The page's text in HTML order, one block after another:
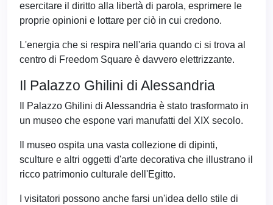
esercitare il diritto alla libertà di parola, esprimere le
proprie opinioni e lottare per ciò in cui credono.
L'energia che si respira nell'aria quando ci si trova al
centro di Freedom Square è davvero elettrizzante.
Il Palazzo Ghilini di Alessandria
Il Palazzo Ghilini di Alessandria è stato trasformato in
un museo che espone vari manufatti del XIX secolo.
Il museo ospita una vasta collezione di dipinti,
sculture e altri oggetti d'arte decorativa che illustrano il
ricco patrimonio culturale dell'Egitto.
I visitatori possono anche farsi un'idea dello stile di